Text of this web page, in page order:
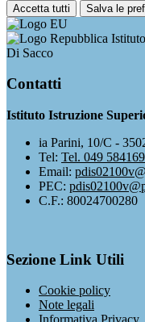
Accetta tutti Salva le
Di Sacco
Contatti
Istituto Istruzione
ia Parini, 10/C -
Tel: Tel. 049
Email:
PEC:
C.F.: 80024700280
Sezione Link Utili
Cookie policy
Note legali